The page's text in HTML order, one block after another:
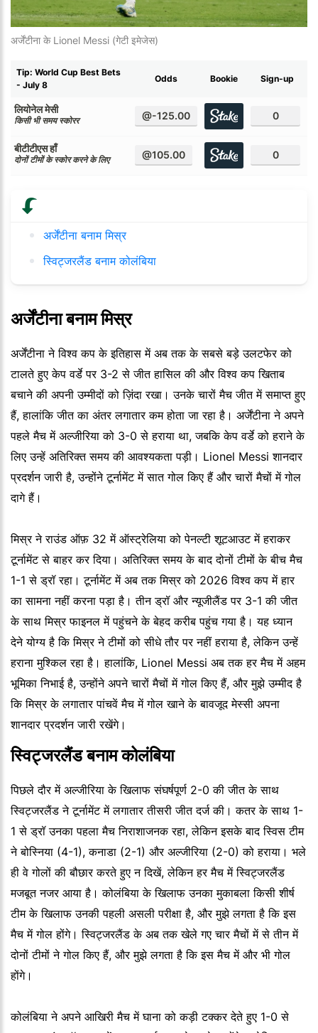
अर्जेंटीना के Lionel Messi (गेटी इमेजेस)
Tip: World Cup Best Bets
- July 8
Odds Bookie Sign-up
लियोनेल मेसी
किसी भी समय स्कोरर @-125.00 0
बीटीटीएस हाँ
दोनों टीमों के स्कोर करने के लिए @105.00 0
अर्जेंटीना बनाम मिस्र
स्विट्जरलैंड बनाम कोलंबिया
अर्जेंटीना बनाम मिस्र
अर्जेंटीना ने विश्व कप के इतिहास में अब तक के सबसे बड़े उलटफेर को
टालते हुए केप वर्डे पर 3-2 से जीत हासिल की और विश्व कप खिताब
बचाने की अपनी उम्मीदों को ज़िंदा रखा। उनके चारों मैच जीत में समाप्त हुए
हैं, हालांकि जीत का अंतर लगातार कम होता जा रहा है। अर्जेंटीना ने अपने
पहले मैच में अल्जीरिया को 3-0 से हराया था, जबकि केप वर्डे को हराने के
लिए उन्हें अतिरिक्त समय की आवश्यकता पड़ी। Lionel Messi शानदार
प्रदर्शन जारी है, उन्होंने टूर्नामेंट में सात गोल किए हैं और चारों मैचों में गोल
दागे हैं।
मिस्र ने राउंड ऑफ़ 32 में ऑस्ट्रेलिया को पेनल्टी शूटआउट में हराकर
टूर्नामेंट से बाहर कर दिया। अतिरिक्त समय के बाद दोनों टीमों के बीच मैच
1-1 से ड्रॉ रहा। टूर्नामेंट में अब तक मिस्र को 2026 विश्व कप में हार
का सामना नहीं करना पड़ा है। तीन ड्रॉ और न्यूजीलैंड पर 3-1 की जीत
के साथ मिस्र फाइनल में पहुंचने के बेहद करीब पहुंच गया है। यह ध्यान
देने योग्य है कि मिस्र ने टीमों को सीधे तौर पर नहीं हराया है, लेकिन उन्हें
हराना मुश्किल रहा है। हालांकि, Lionel Messi अब तक हर मैच में अहम
भूमिका निभाई है, उन्होंने अपने चारों मैचों में गोल किए हैं, और मुझे उम्मीद है
कि मिस्र के लगातार पांचवें मैच में गोल खाने के बावजूद मेस्सी अपना
शानदार प्रदर्शन जारी रखेंगे।
स्विट्जरलैंड बनाम कोलंबिया
पिछले दौर में अल्जीरिया के खिलाफ संघर्षपूर्ण 2-0 की जीत के साथ
स्विट्जरलैंड ने टूर्नामेंट में लगातार तीसरी जीत दर्ज की। कतर के साथ 1-
1 से ड्रॉ उनका पहला मैच निराशाजनक रहा, लेकिन इसके बाद स्विस टीम
ने बोस्निया (4-1), कनाडा (2-1) और अल्जीरिया (2-0) को हराया। भले
ही वे गोलों की बौछार करते हुए न दिखें, लेकिन हर मैच में स्विट्जरलैंड
मजबूत नजर आया है। कोलंबिया के खिलाफ उनका मुकाबला किसी शीर्ष
टीम के खिलाफ उनकी पहली असली परीक्षा है, और मुझे लगता है कि इस
मैच में गोल होंगे। स्विट्जरलैंड के अब तक खेले गए चार मैचों में से तीन में
दोनों टीमों ने गोल किए हैं, और मुझे लगता है कि इस मैच में और भी गोल
होंगे।
कोलंबिया ने अपने आखिरी मैच में घाना को कड़ी टक्कर देते हुए 1-0 से